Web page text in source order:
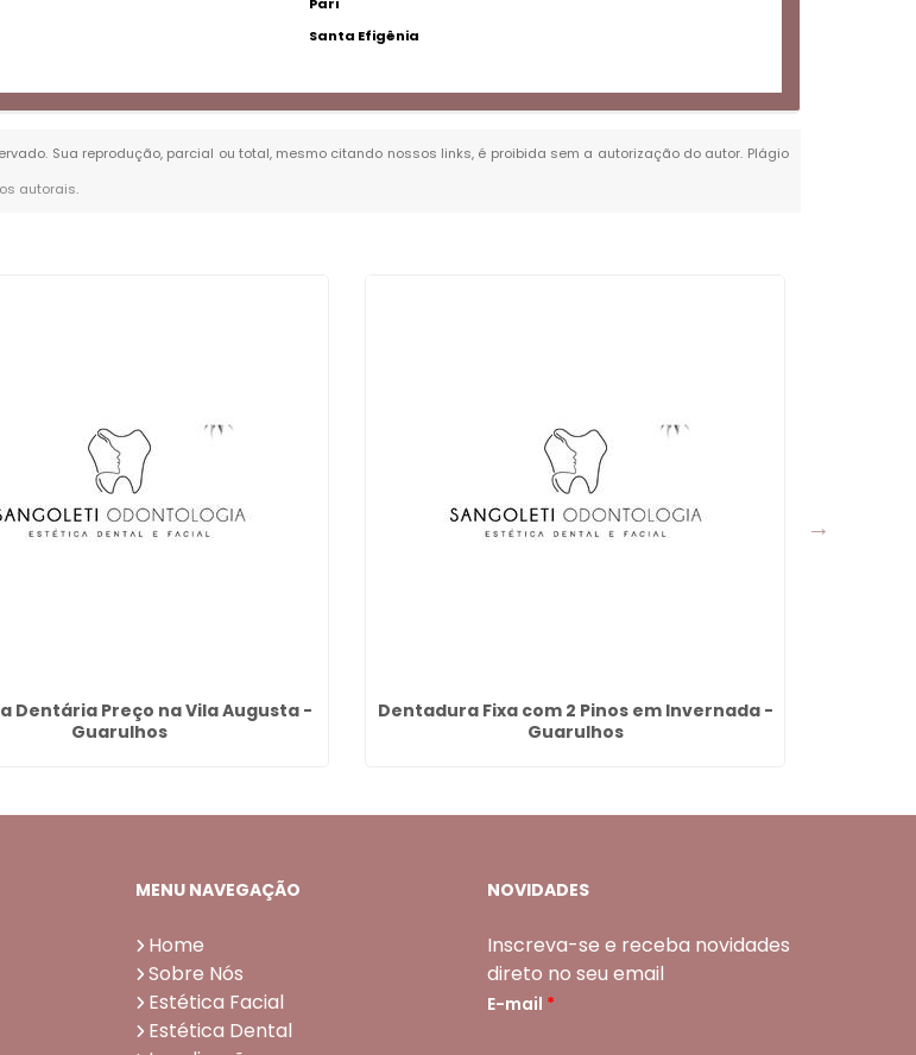
Santa Efigênia
Sua reprodução, parcial ou total, mesmo citando nossos links, é proibida sem a autorização do autor. Plágio
autorais.
Dentária Preço na Vila Augusta -
Guarulhos
Dentadura Fixa com 2 Pinos em Invernada -
Guarulhos
MENU NAVEGAÇÃO
Home
Sobre Nós
Estética Facial
Estética Dental
NOVIDADES
Inscreva-se e receba novidades
direto no seu email
E-mail *